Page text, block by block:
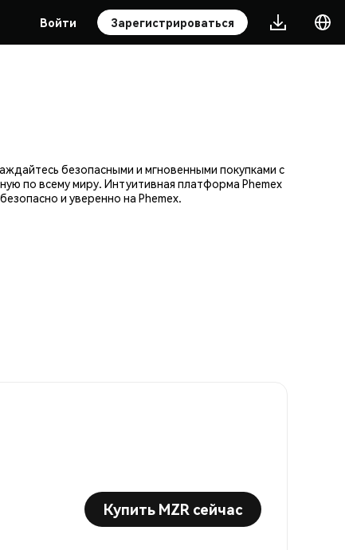
Войти Зарегистрироваться
безопасными и мгновенными покупками с
по всему миру. Интуитивная платформа Phemex
и уверенно на Phemex.
Купить MZR сейчас